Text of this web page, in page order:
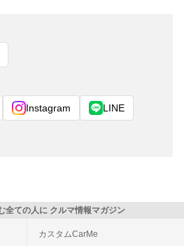
Instagram LINE
全ての人に クルマ情報マガジン
カスタムCarMe